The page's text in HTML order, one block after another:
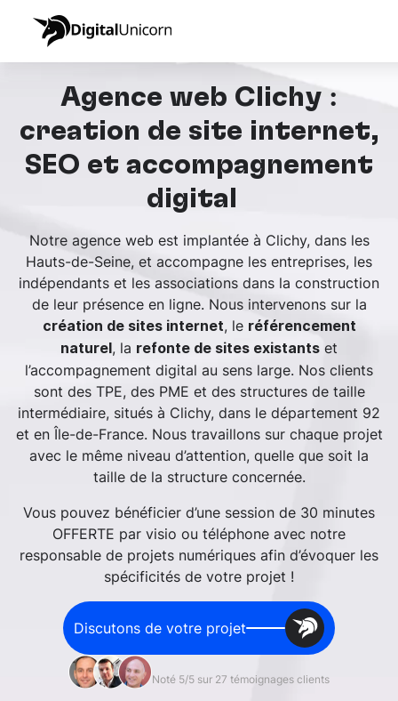
Agence web Clichy :
création de site internet,
SEO et accompagnement
digital
Notre agence web est implantée à Clichy, dans les
Hauts-de-Seine, et accompagne les entreprises, les
indépendants et les associations dans la construction
de leur présence en ligne. Nous intervenons sur la
création de sites internet, le référencement
naturel, la refonte de sites existants et
l’accompagnement digital au sens large. Nos clients
sont des TPE, des PME et des structures de taille
intermédiaire, situés à Clichy, dans le département 92
et en Île-de-France. Nous travaillons sur chaque projet
avec le même niveau d’attention, quelle que soit la
taille de la structure concernée.
Vous pouvez bénéficier d’une session de 30 minutes
OFFERTE par visio ou téléphone avec notre
responsable de projets numériques afin d’évoquer les
spécificités de votre projet !
Discutons de votre projet
Noté 5/5 sur 27 témoignages clients